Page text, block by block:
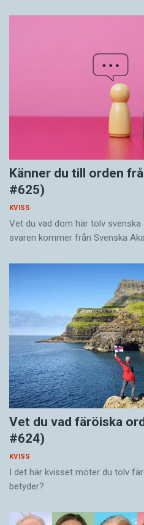
Känner du till orden
#625)
KVISS
Vet du vad dom här tolv
svaren kommer från Svenska
Vet du vad färöiska
#624)
KVISS
I det här kvisset möter du tolv
betyder?